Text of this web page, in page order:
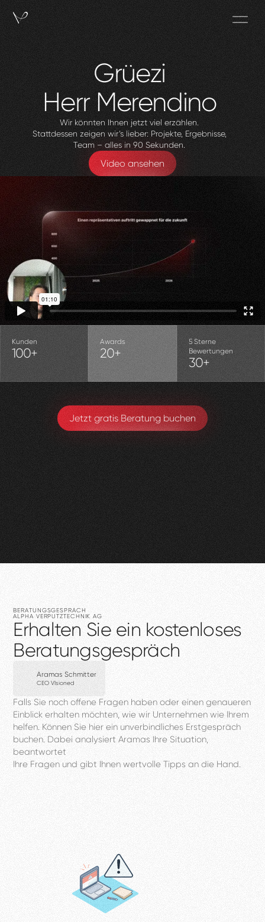
Grüezi
Herr Merendino
Wir könnten Ihnen jetzt viel erzählen.
Stattdessen zeigen wir’s lieber: Projekte, Ergebnisse,
Team – alles in 90 Sekunden.
Video ansehen
Kunden
100+
Awards
20+
5 Sterne
Bewertungen
30+
Jetzt gratis Beratung buchen
BERATUNGSGESPRÄCH
ALPHA VERPUTZTECHNIK AG
Erhalten Sie ein kostenloses
Beratungsgespräch
Aramas Schmitter
CEO VIsioned
Falls Sie noch offene Fragen haben oder einen genaueren
Einblick erhalten möchten, wie wir Unternehmen wie Ihrem
helfen. Können Sie hier ein unverbindliches Erstgespräch
buchen. Dabei analysiert Aramas Ihre Situation,
beantwortet
Ihre Fragen und gibt Ihnen wertvolle Tipps an die Hand.